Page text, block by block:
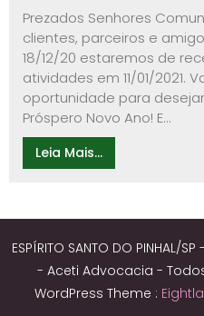
Prezados Senhores
clientes, parceiros e
18/12/20 estaremos de
atividades em 11/01/2021.
oportunidade para
Próspero Novo Ano! E...
Leia Mais...
ESPÍRITO SANTO DO PINHAL/
- Aceti Advocacia -
WordPress Theme :